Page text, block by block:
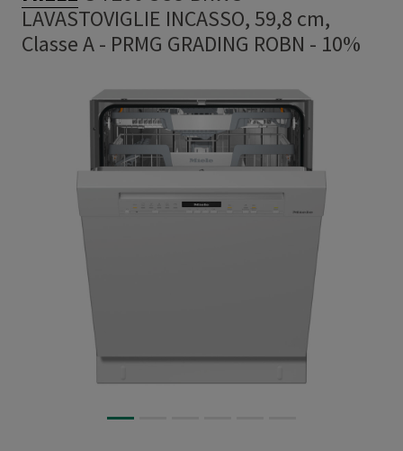
LAVASTOVIGLIE INCASSO, 59,8 cm,
Classe A- PRMG GRADING ROBN - 10%